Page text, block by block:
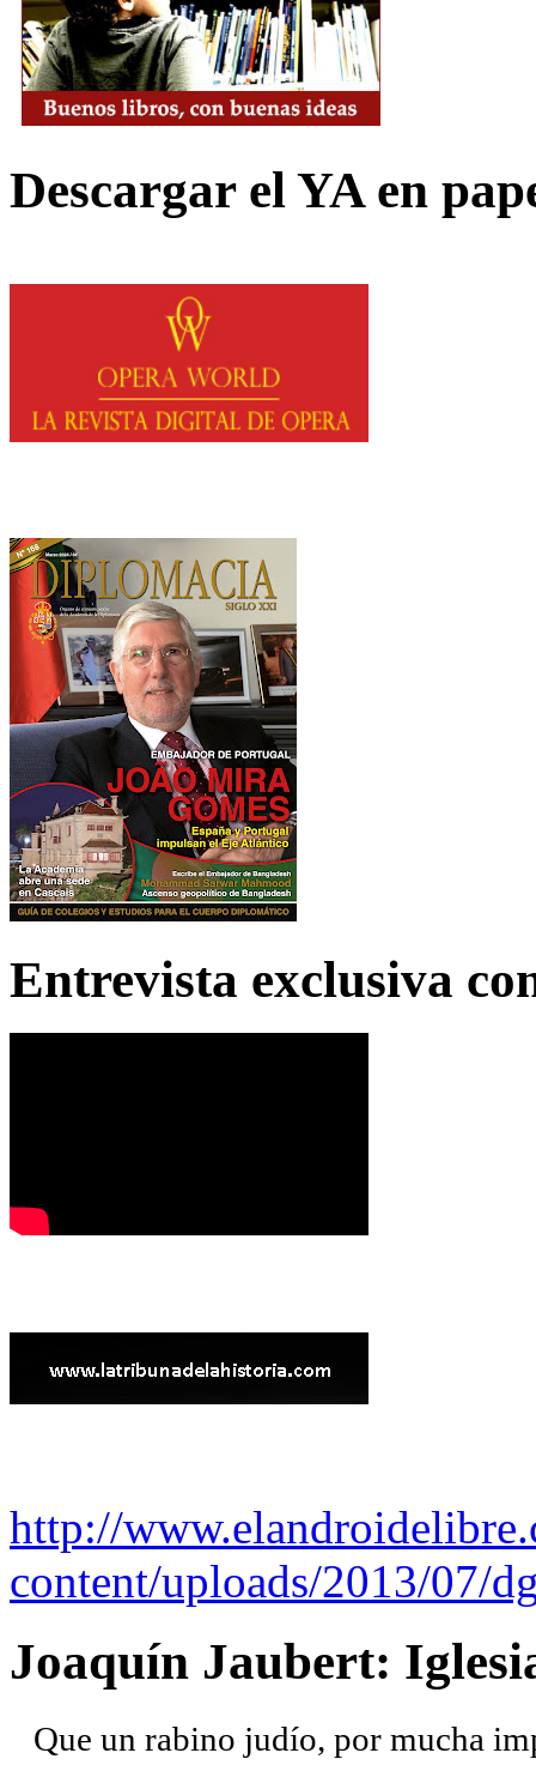
Descargar el YA en
Entrevista exclusiva
http://
content/uploads/2013/07/
Joaquín Jaubert:
Que un rabino judío, por mucha